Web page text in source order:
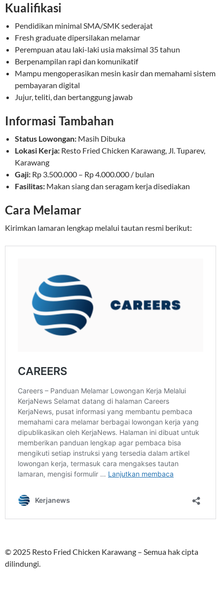
Kualifikasi
Pendidikan minimal SMA/SMK sederajat
Fresh graduate dipersilakan melamar
Perempuan atau laki-laki usia maksimal 35 tahun
Berpenampilan rapi dan komunikatif
Mampu mengoperasikan mesin kasir dan memahami sistem
pembayaran digital
Jujur, teliti, dan bertanggung jawab
Informasi Tambahan
Status Lowongan: Masih Dibuka
Lokasi Kerja: Resto Fried Chicken Karawang, Jl. Tuparev,
Karawang
Gaji: Rp 3.500.000 – Rp 4.000.000 / bulan
Fasilitas: Makan siang dan seragam kerja disediakan
Cara Melamar
Kirimkan lamaran lengkap melalui tautan resmi berikut:
© 2025 Resto Fried Chicken Karawang – Semua hak cipta
dilindungi.